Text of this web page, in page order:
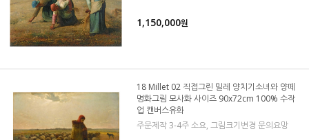
1,150,000원
18 Millet 02 직접그린 밀레 양치기소녀와 양떼
명화그림 모사화 사이즈 90x72cm 100% 수작
업 캔버스유화
주문제작 3-4주 소요, 그림크기변경 문의요망